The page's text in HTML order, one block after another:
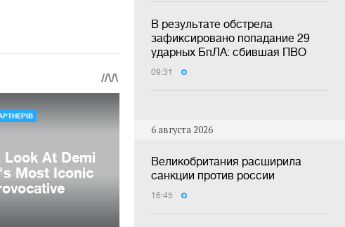
В результате обстрела
зафиксировано попадание 29
ударных БпЛА: сбившая ПВО
09:31
6 августа 2026
Великобритания расширила
санкции против россии
16:45